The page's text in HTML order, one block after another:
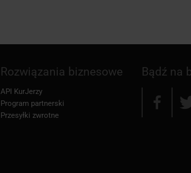
Bądź na
Rozwiązania biznesowe
API KurJerzy
Program partnerski
Przesyłki zwrotne